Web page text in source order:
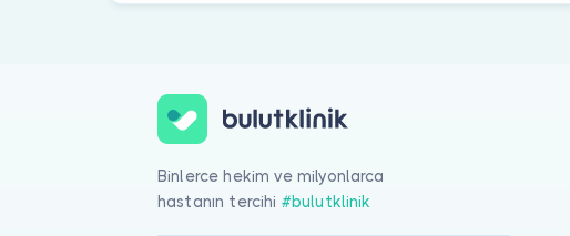
Binlerce hekim ve milyonlarca
hastanın tercihi #bulutklinik